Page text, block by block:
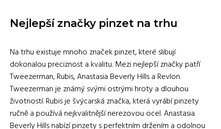
Nejlepší značky pinzet na trhu
Na trhu existuje mnoho značek pinzet, které slibují
dokonalou preciznost a kvalitu. Mezi nejlepší značky patří
Tweezerman, Rubis, Anastasia Beverly Hills a Revlon.
Tweezerman je známý svými ostrými hroty a dlouhou
životností. Rubis je švýcarská značka, která vyrábí pinzety
ručně a používá nejkvalitnější nerezovou ocel. Anastasia
Beverly Hills nabízí pinzety s perfektním držením a odolnou